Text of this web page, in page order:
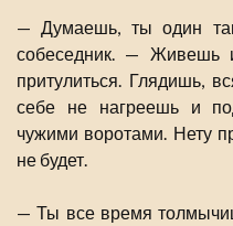
— Думаешь, ты один
собеседник. — Живешь
притулиться. Глядишь,
себе не нагреешь и
чужими воротами. Нету
не будет.
— Ты все время